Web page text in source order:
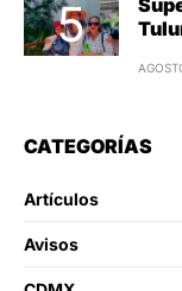
CATEGORÍAS
Artículos
Avisos